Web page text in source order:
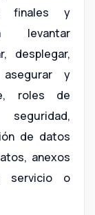
finales y
levantar
desplegar,
asegurar y
roles de
de datos
anexos
servicio o